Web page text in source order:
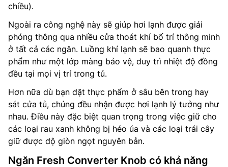
chiều).
Ngoài ra công nghệ này sẽ giúp hơi lạnh được giải
phóng thông qua nhiều cửa thoát khí bố trí thông minh
ở tất cả các ngăn. Luồng khí lạnh sẽ bao quanh thực
phẩm như một lớp màng bảo vệ, duy trì nhiệt độ đồng
đều tại mọi vị trí trong tủ.
Hơn nữa dù bạn đặt thực phẩm ở sâu bên trong hay
sát cửa tủ, chúng đều nhận được hơi lạnh lý tưởng như
nhau. Điều này đặc biệt quan trọng trong việc giữ cho
các loại rau xanh không bị héo úa và các loại trái cây
giữ được độ giòn ngọt nguyên bản.
Ngăn Fresh Converter Knob có khả năng